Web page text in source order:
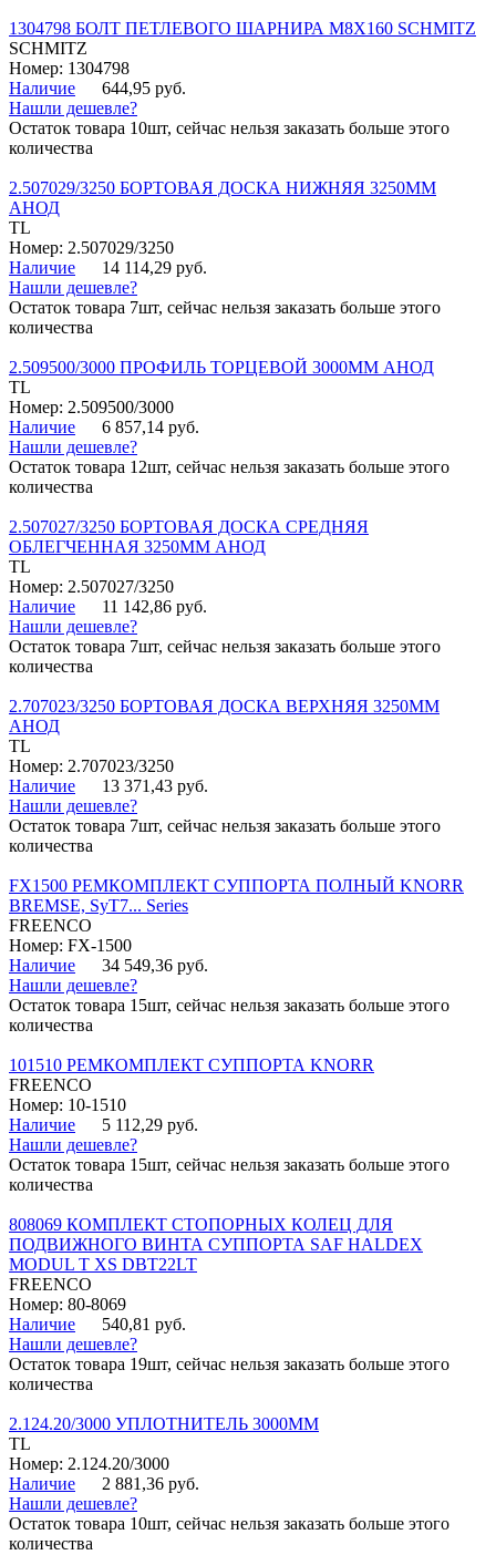
1304798 БОЛТ ПЕТЛЕВОГО ШАРНИРА М8Х160 SCHMITZ
SCHMITZ
Номер: 1304798
Наличие
644,95 руб.
Нашли дешевле?
Остаток товара 10шт, сейчас нельзя заказать больше этого
количества
2.507029/3250 БОРТОВАЯ ДОСКА НИЖНЯЯ 3250ММ
АНОД
TL
Номер: 2.507029/3250
Наличие
14 114,29 руб.
Нашли дешевле?
Остаток товара 7шт, сейчас нельзя заказать больше этого
количества
2.509500/3000 ПРОФИЛЬ ТОРЦЕВОЙ 3000ММ АНОД
TL
Номер: 2.509500/3000
Наличие
6 857,14 руб.
Нашли дешевле?
Остаток товара 12шт, сейчас нельзя заказать больше этого
количества
2.507027/3250 БОРТОВАЯ ДОСКА СРЕДНЯЯ
ОБЛЕГЧЕННАЯ 3250ММ АНОД
TL
Номер: 2.507027/3250
Наличие
11 142,86 руб.
Нашли дешевле?
Остаток товара 7шт, сейчас нельзя заказать больше этого
количества
2.707023/3250 БОРТОВАЯ ДОСКА ВЕРХНЯЯ 3250ММ
АНОД
TL
Номер: 2.707023/3250
Наличие
13 371,43 руб.
Нашли дешевле?
Остаток товара 7шт, сейчас нельзя заказать больше этого
количества
FX1500 РЕМКОМПЛЕКТ СУППОРТА ПОЛНЫЙ KNORR
BREMSE, SyT7... Series
FREENCO
Номер: FX-1500
Наличие
34 549,36 руб.
Нашли дешевле?
Остаток товара 15шт, сейчас нельзя заказать больше этого
количества
101510 РЕМКОМПЛЕКТ СУППОРТА KNORR
FREENCO
Номер: 10-1510
Наличие
5 112,29 руб.
Нашли дешевле?
Остаток товара 15шт, сейчас нельзя заказать больше этого
количества
808069 КОМПЛЕКТ СТОПОРНЫХ КОЛЕЦ ДЛЯ
ПОДВИЖНОГО ВИНТА СУППОРТА SAF HALDEX
MODUL T XS DBT22LT
FREENCO
Номер: 80-8069
Наличие
540,81 руб.
Нашли дешевле?
Остаток товара 19шт, сейчас нельзя заказать больше этого
количества
2.124.20/3000 УПЛОТНИТЕЛЬ 3000ММ
TL
Номер: 2.124.20/3000
Наличие
2 881,36 руб.
Нашли дешевле?
Остаток товара 10шт, сейчас нельзя заказать больше этого
количества